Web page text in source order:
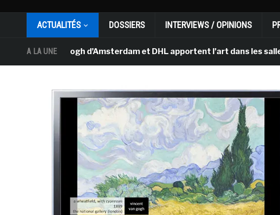
ACTUALITÉS DOSSIERS INTERVIEWS / OPINIONS
A LA UNE
Van Gogh d’Amsterdam et DHL apportent l’art dans les salles de